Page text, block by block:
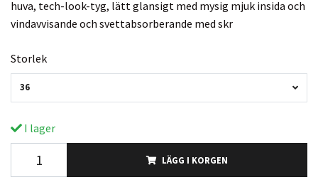
huva, tech-look-tyg, lätt glansigt med mysig mjuk insida och
vindavvisande och svettabsorberande med skr
Storlek
36
I lager
LÄGG I KORGEN